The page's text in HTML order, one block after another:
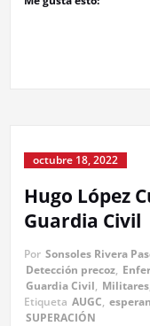
octubre 18, 2022
Hugo López
Guardia Civil
Por Sonsoles Rivera
Detección precoz,
Guardia Civil, Militares,
Etiqueta AUGC,
SUPERACIÓN